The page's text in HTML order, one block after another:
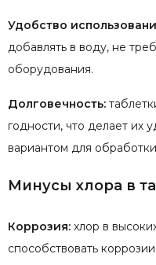
Удобство
добавлять в воду, не
оборудования.
Долговечность:
годности, что делает их
вариантом для
Минусы хлора в
Коррозия: хлор в
способствовать